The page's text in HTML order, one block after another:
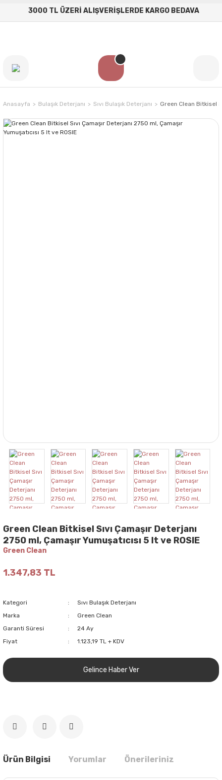
3000 TL ÜZERİ ALIŞVERİŞLERDE KARGO BEDAVA
Anasayfa Bulaşık Deterjanı Sıvı Bulaşık Deterjanı Green Clean Bitkisel
Green Clean Bitkisel Sıvı Çamaşır Deterjanı
2750 ml, Çamaşır Yumuşatıcısı 5 lt ve ROSIE
Green Clean
1.347,83 TL
Kategori
Sıvı Bulaşık Deterjanı
Marka
Green Clean
Garanti Süresi
24 Ay
Fiyat
1.123,19 TL + KDV
Gelince Haber Ver
Ürün Bilgisi Yorumlar Önerileriniz